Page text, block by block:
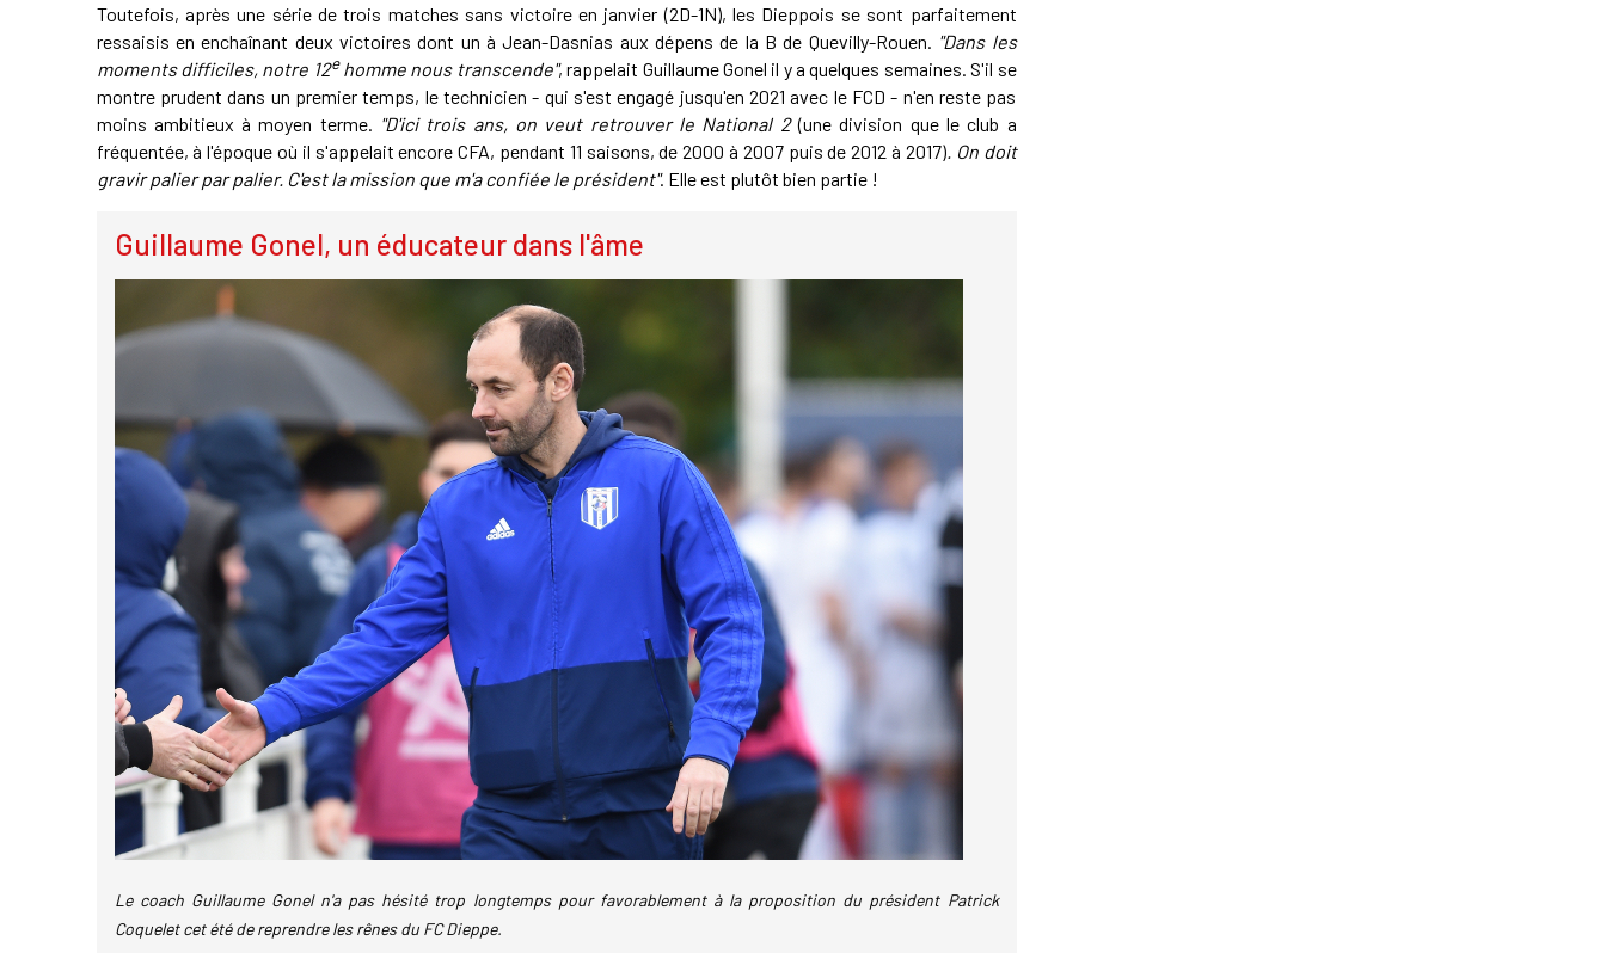
Toutefois, après une série de trois matches sans victoire en janvier (2D-1N), les Dieppois se sont parfaitement
ressaisis en enchaînant deux victoires dont un à Jean-Dasnias aux dépens de la B de Quevilly-Rouen. "Dans les
moments difficiles, notre 12ehomme nous transcende", rappelait Guillaume Gonel il y a quelques semaines. S'il se
montre prudent dans un premier temps, le technicien - qui s'est engagé jusqu'en 2021 avec le FCD - n'en reste pas
moins ambitieux à moyen terme. "D'ici trois ans, on veut retrouver le National 2(une division que le club a
fréquentée, à l'époque où il s'appelait encore CFA, pendant 11 saisons, de 2000 à 2007 puis de 2012 à 2017). On doit
gravir palier par palier. C'est la mission que m'a confiée le président". Elle est plutôt bien partie !
Guillaume Gonel, un éducateur dans l'âme
Le coach Guillaume Gonel n'a pas hésité trop longtemps pour favorablement à la proposition du président Patrick
Coquelet cet été de reprendre les rênes du FC Dieppe.